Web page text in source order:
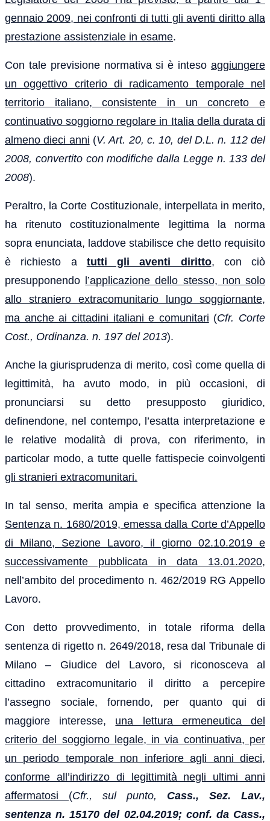
gennaio 2009, nei confronti di tutti gli aventi diritto alla
prestazione assistenziale in esame.
Con tale previsione normativa si è inteso aggiungere
un oggettivo criterio di radicamento temporale nel
territorio italiano, consistente in un concreto e
continuativo soggiorno regolare in Italia della durata di
almeno dieci anni (V. Art. 20, c. 10, del D.L. n. 112 del
2008, convertito con modifiche dalla Legge n. 133 del
2008).
Peraltro, la Corte Costituzionale, interpellata in merito,
ha ritenuto costituzionalmente legittima la norma
sopra enunciata, laddove stabilisce che detto requisito
è richiesto a tutti gli aventi diritto, con ciò
presupponendo l’applicazione dello stesso, non solo
allo straniero extracomunitario lungo soggiornante,
ma anche ai cittadini italiani e comunitari (Cfr. Corte
Cost., Ordinanza. n. 197 del 2013).
Anche la giurisprudenza di merito, così come quella di
legittimità, ha avuto modo, in più occasioni, di
pronunciarsi su detto presupposto giuridico,
definendone, nel contempo, l’esatta interpretazione e
le relative modalità di prova, con riferimento, in
particolar modo, a tutte quelle fattispecie coinvolgenti
gli stranieri extracomunitari.
In tal senso, merita ampia e specifica attenzione la
Sentenza n. 1680/2019, emessa dalla Corte d’Appello
di Milano, Sezione Lavoro, il giorno 02.10.2019 e
successivamente pubblicata in data 13.01.2020,
nell’ambito del procedimento n. 462/2019 RG Appello
Lavoro.
Con detto provvedimento, in totale riforma della
sentenza di rigetto n. 2649/2018, resa dal Tribunale di
Milano – Giudice del Lavoro, si riconosceva al
cittadino extracomunitario il diritto a percepire
l’assegno sociale, fornendo, per quanto qui di
maggiore interesse, una lettura ermeneutica del
criterio del soggiorno legale, in via continuativa, per
un periodo temporale non inferiore agli anni dieci,
conforme all’indirizzo di legittimità negli ultimi anni
affermatosi (Cfr., sul punto, Cass., Sez. Lav.,
sentenza n. 15170 del 02.04.2019; conf. da Cass.,